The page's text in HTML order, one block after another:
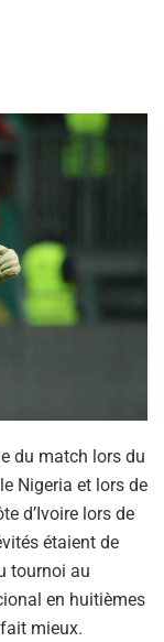
du match lors du
Nigeria et lors de
d’Ivoire lors de
étaient de
tournoi au
en huitièmes
mieux.